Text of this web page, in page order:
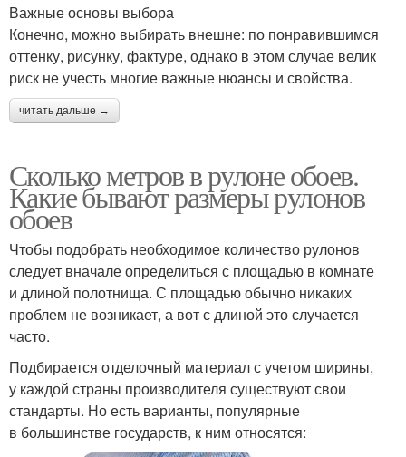
Важные основы выбора
Конечно, можно выбирать внешне: по понравившимся
оттенку, рисунку, фактуре, однако в этом случае велик
риск не учесть многие важные нюансы и свойства.
читать дальше →
Сколько метров в рулоне обоев.
Какие бывают размеры рулонов
обоев
Чтобы подобрать необходимое количество рулонов
следует вначале определиться с площадью в комнате
и длиной полотнища. С площадью обычно никаких
проблем не возникает, а вот с длиной это случается
часто.
Подбирается отделочный материал с учетом ширины,
у каждой страны производителя существуют свои
стандарты. Но есть варианты, популярные
в большинстве государств, к ним относятся: